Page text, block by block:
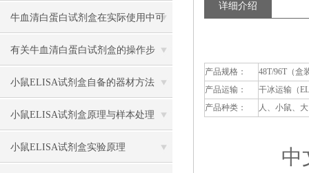
估？
牛血清白蛋白试剂盒在实际使用中可
分为多种类型测定
有关牛血清白蛋白试剂盒的操作步
骤，以下有详细说明
小鼠ELISA试剂盒自备的器材方法
小鼠ELISA试剂盒原理与样本处理
小鼠ELISA试剂盒实验原理
详细介绍
产品规格：
48T/96T（盒
产品运输：
干冰运输（
产品种类：
人、小鼠、
中